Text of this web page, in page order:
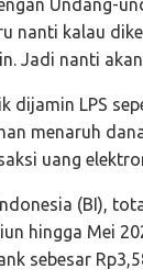
Undang-
nanti kalau
Jadi nanti
dijamin LPS
menaruh
uang
(BI),
hingga Mei
sebesar